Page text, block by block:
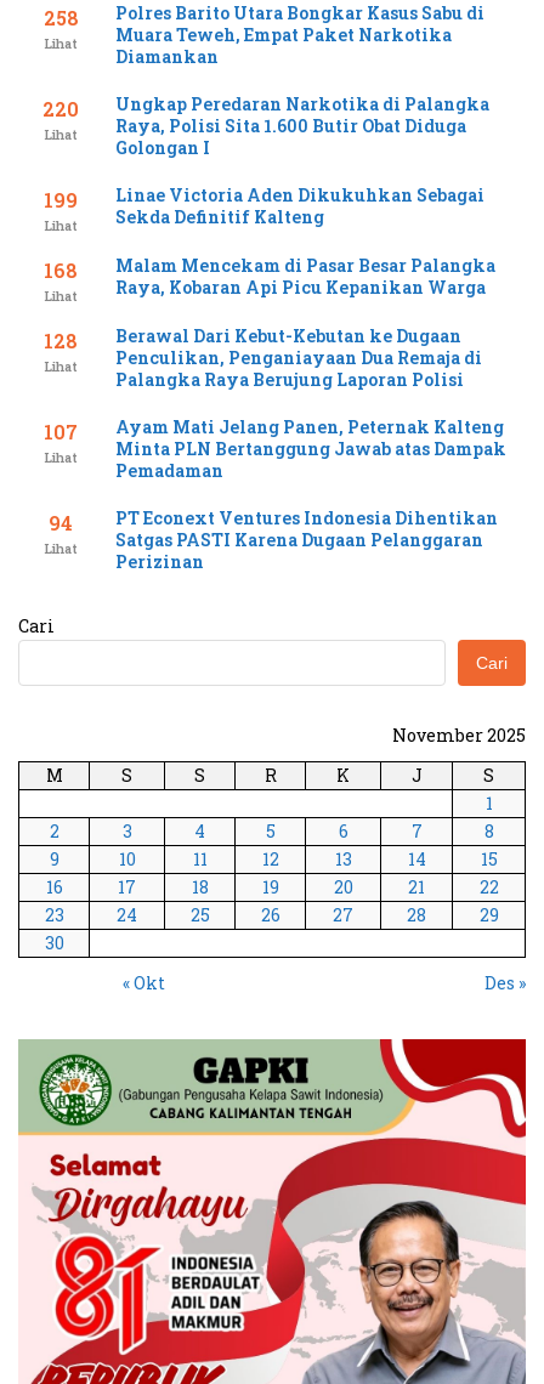
258
Lihat
Polres Barito Utara Bongkar Kasus Sabu di
Muara Teweh, Empat Paket Narkotika
Diamankan
220
Lihat
Ungkap Peredaran Narkotika di Palangka
Raya, Polisi Sita 1.600 Butir Obat Diduga
Golongan I
199
Lihat
Linae Victoria Aden Dikukuhkan Sebagai
Sekda Definitif Kalteng
168
Lihat
Malam Mencekam di Pasar Besar Palangka
Raya, Kobaran Api Picu Kepanikan Warga
128
Lihat
Berawal Dari Kebut-Kebutan ke Dugaan
Penculikan, Penganiayaan Dua Remaja di
Palangka Raya Berujung Laporan Polisi
107
Lihat
Ayam Mati Jelang Panen, Peternak Kalteng
Minta PLN Bertanggung Jawab atas Dampak
Pemadaman
94
Lihat
PT Econext Ventures Indonesia Dihentikan
Satgas PASTI Karena Dugaan Pelanggaran
Perizinan
Cari
Cari
November 2025
M
S S R K J
S
1
2
3 4 5 6 7
8
9
10 11 12 13 14
15
16
17 18 19 20 21
22
23
24 25 26 27 28
29
30
« Okt
Des »